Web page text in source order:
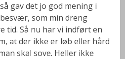
gav det jo god mening i
som min dreng
tid. Så nu har vi indført en
at der ikke er løb eller hård
skal sove. Heller ikke